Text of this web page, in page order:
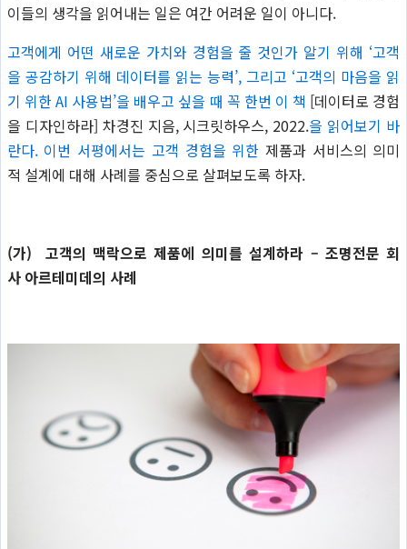
이들의 생각을 읽어내는 일은 여간 어려운 일이 아니다.
고객에게 어떤 새로운 가치와 경험을 줄 것인가 알기 위해 ‘고객
을 공감하기 위해 데이터를 읽는 능력’, 그리고 ‘고객의 마음을 읽
기 위한 AI 사용법’을 배우고 싶을 때 꼭 한번 이 책 [데이터로 경험
을 디자인하라] 차경진 지음, 시크릿하우스, 2022.을 읽어보기 바
란다. 이번 서평에서는 고객 경험을 위한 제품과 서비스의 의미
적 설계에 대해 사례를 중심으로 살펴보도록 하자.
(가) 고객의 맥락으로 제품에 의미를 설계하라 – 조명전문 회
사 아르테미데의 사례